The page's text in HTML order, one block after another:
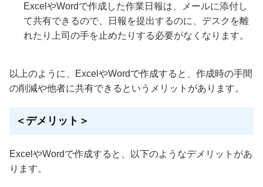
ExcelやWordで作成した作業日報は、メールに添付し
て共有できるので、日報を提出するのに、デスクを離
れたり上司の手を止めたりする必要がなくなります。
以上のように、ExcelやWordで作成すると、作成時の手間
の削減や他者に共有できるというメリットがあります。
＜デメリット＞
ExcelやWordで作成すると、以下のようなデメリットがあ
ります。